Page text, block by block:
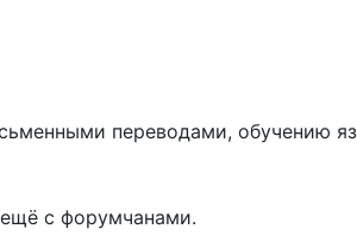
переводами, обучению
с форумчанами.